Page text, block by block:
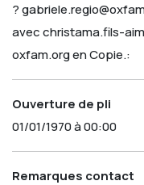
?
avec christama.fils-
oxfam.org en Copie.:
Ouverture de pli
01/01/1970 à 00:00
Remarques contact